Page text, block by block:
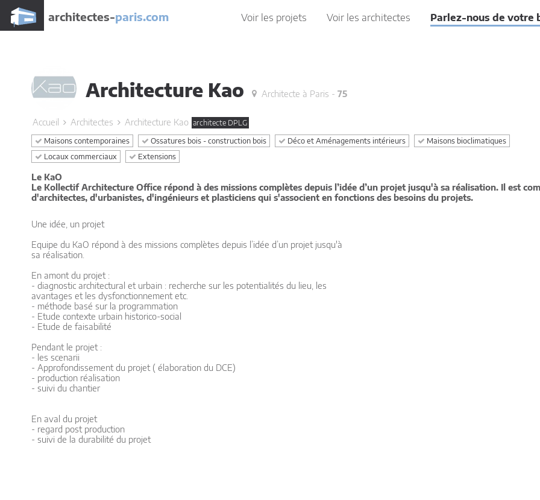
architectes-paris.com Voir les projets Voir les architectes Parlez-nous de votre
Architecture Kao Architecte à Paris - 75
Accueil Architectes Architecture Kao architecte DPLG
Maisons contemporaines
Ossatures bois - construction bois Déco et Aménagements intérieurs
Maisons bioclimatiques
Locaux commerciaux
Extensions
Le KaO
Le Kollectif Architecture Office répond à des missions complètes depuis l’idée d’un projet jusqu'à sa réalisation. Il est
d'architectes, d'urbanistes, d'ingénieurs et plasticiens qui s'associent en fonctions des besoins du projets.
Une idée, un projet
Equipe du KaO répond à des missions complètes depuis l’idée d’un projet jusqu'à
sa réalisation.
En amont du projet :
- diagnostic architectural et urbain : recherche sur les potentialités du lieu, les
avantages et les dysfonctionnement etc.
- méthode basé sur la programmation
- Etude contexte urbain historico-social
- Etude de faisabilité
Pendant le projet :
- les scenarii
- Approfondissement du projet ( élaboration du DCE)
- production réalisation
- suivi du chantier
En aval du projet
- regard post production
- suivi de la durabilité du projet